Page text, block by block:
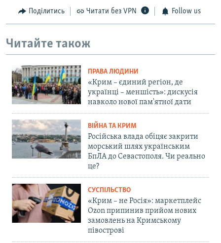
Поділитись Читати без VPN Follow us
Читайте також
ПРАВА ЛЮДИНИ
«Крим – єдиний регіон, де
українці – меншість»: дискусія
навколо нової пам'ятної дати
ВІЙНА ТА КРИМ
Російська влада обіцяє закрити
морський шлях українським
БпЛА до Севастополя. Чи реально
це?
СУСПІЛЬСТВО
«Крим – не Росія»: маркетплейс
Ozon припинив прийом нових
замовлень на Кримському
півострові